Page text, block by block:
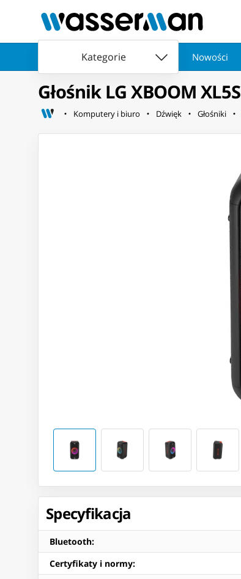
Kategorie Nowości
Głośnik LG XBOOM XL5S
Komputery i biuro Dźwięk Głośniki
Specyfikacja
Bluetooth:
Certyfikaty i normy: